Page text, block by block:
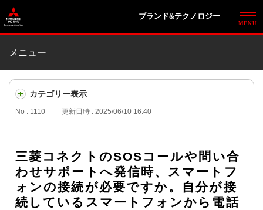
ブランド&テクノロジー
メニュー
カテゴリー表示
No : 1110 更新日時 : 2025/06/10 16:40
三菱コネクトのSOSコールや問い合
わせサポートへ発信時、スマートフ
ォンの接続が必要ですか。自分が接
続しているスマートフォンから電話